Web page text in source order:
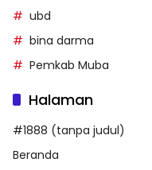
ubd
bina darma
Pemkab Muba
Halaman
#1888 (tanpa judul)
Beranda